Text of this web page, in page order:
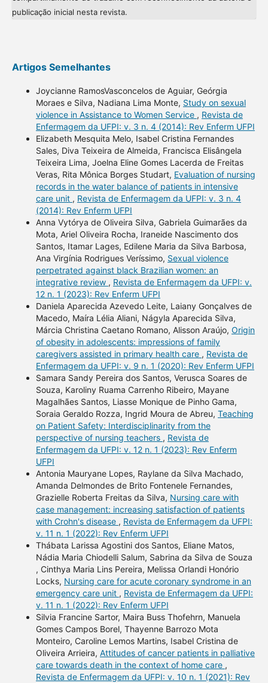
publicação inicial nesta revista.
Artigos Semelhantes
Joycianne RamosVasconcelos de Aguiar, Geórgia
Moraes e Silva, Nadiana Lima Monte, Study on sexual
violence in Assistance to Women Service , Revista de
Enfermagem da UFPI: v. 3 n. 4 (2014): Rev Enferm UFPI
Elizabeth Mesquita Melo, Isabel Cristina Fernandes
Sales, Diva Teixeira de Almeida, Francisca Elisângela
Teixeira Lima, Joelna Eline Gomes Lacerda de Freitas
Veras, Rita Mônica Borges Studart, Evaluation of nursing
records in the water balance of patients in intensive
care unit , Revista de Enfermagem da UFPI: v. 3 n. 4
(2014): Rev Enferm UFPI
Anna Vytórya de Oliveira Silva, Gabriela Guimarães da
Mota, Ariel Oliveira Rocha, Iraneide Nascimento dos
Santos, Itamar Lages, Edilene Maria da Silva Barbosa,
Ana Virgínia Rodrigues Veríssimo, Sexual violence
perpetrated against black Brazilian women: an
integrative review , Revista de Enfermagem da UFPI: v.
12 n. 1 (2023): Rev Enferm UFPI
Daniela Aparecida Azevedo Leite, Laiany Gonçalves de
Macedo, Maíra Lélia Aliani, Nágyla Aparecida Silva,
Márcia Christina Caetano Romano, Alisson Araújo, Origin
of obesity in adolescents: impressions of family
caregivers assisted in primary health care , Revista de
Enfermagem da UFPI: v. 9 n. 1 (2020): Rev Enferm UFPI
Samara Sandy Pereira dos Santos, Verusca Soares de
Souza, Karoliny Ruama Carrenho Ribeiro, Mayane
Magalhães Santos, Liasse Monique de Pinho Gama,
Soraia Geraldo Rozza, Ingrid Moura de Abreu, Teaching
on Patient Safety: Interdisciplinarity from the
perspective of nursing teachers , Revista de
Enfermagem da UFPI: v. 12 n. 1 (2023): Rev Enferm
UFPI
Antonia Mauryane Lopes, Raylane da Silva Machado,
Amanda Delmondes de Brito Fontenele Fernandes,
Grazielle Roberta Freitas da Silva, Nursing care with
case management: increasing satisfaction of patients
with Crohn's disease , Revista de Enfermagem da UFPI:
v. 11 n. 1 (2022): Rev Enferm UFPI
Thábata Larissa Agostini dos Santos, Eliane Matos,
Nádia Maria Chiodelli Salum, Sabrina da Silva de Souza
, Cinthya Maria Lins Pereira, Melissa Orlandi Honório
Locks, Nursing care for acute coronary syndrome in an
emergency care unit , Revista de Enfermagem da UFPI:
v. 11 n. 1 (2022): Rev Enferm UFPI
Silvia Francine Sartor, Maira Buss Thofehrn, Manuela
Gomes Campos Borel, Thayenne Barrozo Mota
Monteiro, Caroline Lemos Martins, Isabel Cristina de
Oliveira Arrieira, Attitudes of cancer patients in palliative
care towards death in the context of home care ,
Revista de Enfermagem da UFPI: v. 10 n. 1 (2021): Rev